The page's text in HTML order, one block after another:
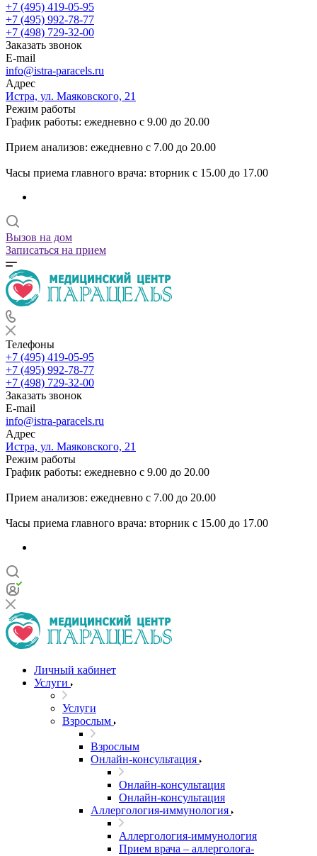
+7 (495) 419-05-95
+7 (495) 992-78-77
+7 (498) 729-32-00
Заказать звонок
E-mail
info@istra-paracels.ru
Адрес
Истра, ул. Маяковского, 21
Режим работы
График работы: ежедневно с 9.00 до 20.00
Прием анализов: ежедневно с 7.00 до 20.00
Часы приема главного врача: вторник с 15.00 до 17.00
Вызов на дом
Записаться на прием
Телефоны
+7 (495) 419-05-95
+7 (495) 992-78-77
+7 (498) 729-32-00
Заказать звонок
E-mail
info@istra-paracels.ru
Адрес
Истра, ул. Маяковского, 21
Режим работы
График работы: ежедневно с 9.00 до 20.00
Прием анализов: ежедневно с 7.00 до 20.00
Часы приема главного врача: вторник с 15.00 до 17.00
Личный кабинет
Услуги
Услуги
Взрослым
Взрослым
Онлайн-консультация
Онлайн-консультация
Онлайн-консультация
Аллергология-иммунология
Аллергология-иммунология
Прием врача – аллерголога-